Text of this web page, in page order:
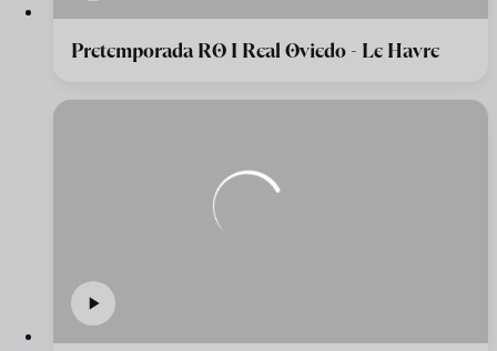
Pretemporada RO I Real Oviedo - Le Havre